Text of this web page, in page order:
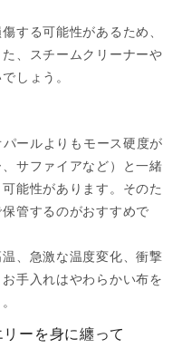
する可能性があるため、
、スチームクリーナーや
しょう。
ールよりもモース硬度が
サファイアなど）と一緒
能性があります。そのた
管するのがおすすめで
、急激な温度変化、衝撃
手入れはやわらかい布を
ーを身に纏って